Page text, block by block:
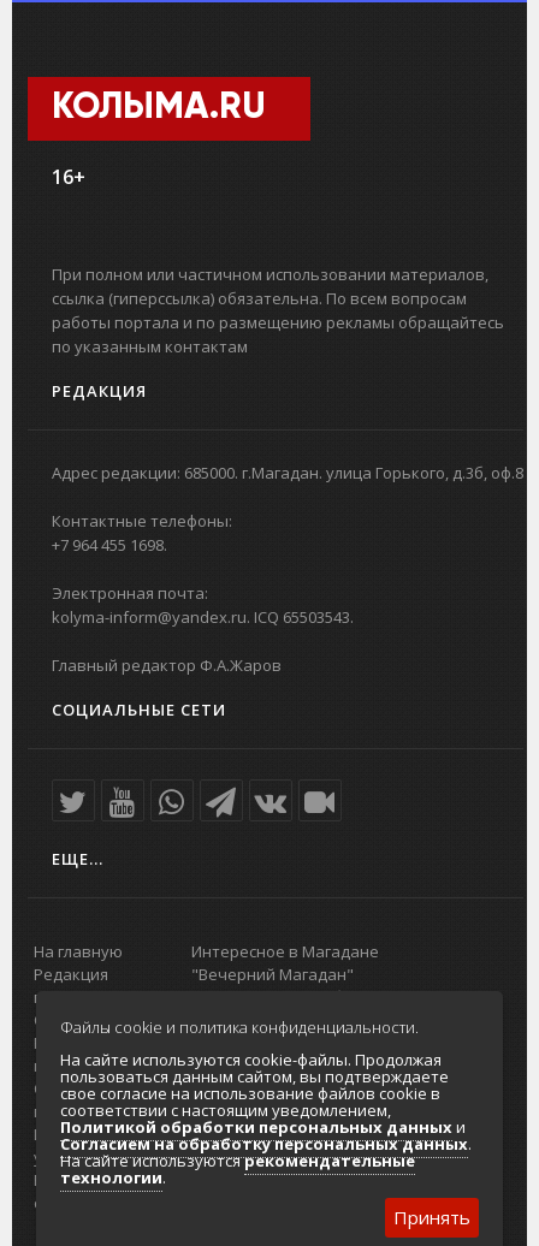
КОЛЫМА.RU
16+
При полном или частичном использовании материалов,
ссылка (гиперссылка) обязательна. По всем вопросам
работы портала и по размещению рекламы обращайтесь
по указанным контактам
РЕДАКЦИЯ
Адрес редакции: 685000. г.Магадан. улица Горького, д.3б, оф.8
Контактные телефоны:
+7 964 455 1698.
Электронная почта:
kolyma-inform@yandex.ru. ICQ 65503543.
Главный редактор Ф.А.Жаров
СОЦИАЛЬНЫЕ СЕТИ
ЕЩЕ...
На главную
Редакция
портала
О проекте
Реклама на
портале
Отзывы и
предложения
Интернет-
услуги
Разработка
сайтов
Интересное в Магадане
"Вечерний Магадан"
Реклама
Главный туристический портал
Колымы
Политика в отношении обработки
персональных данных
Согласие на обработку персональных
данных
Файлы cookie и политика конфиденциальности.
На сайте используются cookie-файлы. Продолжая
пользоваться данным сайтом, вы подтверждаете
свое согласие на использование файлов cookie в
соответствии с настоящим уведомлением,
Политикой обработки персональных данныхи
Согласием на обработку персональных данных.
На сайте используютсярекомендательные
технологии.
Принять